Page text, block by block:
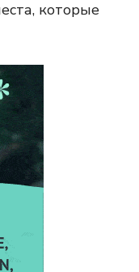
которые